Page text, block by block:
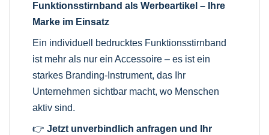
Funktionsstirnband als Werbeartikel – Ihre
Marke im Einsatz
Ein individuell bedrucktes Funktionsstirnband
ist mehr als nur ein Accessoire – es ist ein
starkes Branding-Instrument, das Ihr
Unternehmen sichtbar macht, wo Menschen
aktiv sind.
👉Jetzt unverbindlich anfragen und Ihr